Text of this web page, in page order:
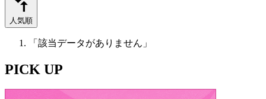
人気順
「該当データがありません」
PICK UP